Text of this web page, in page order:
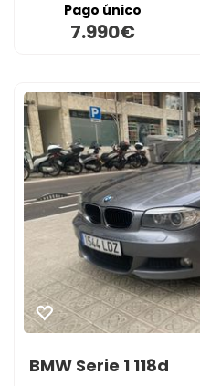
Pago único
7.990€
BMW Serie 1 118d